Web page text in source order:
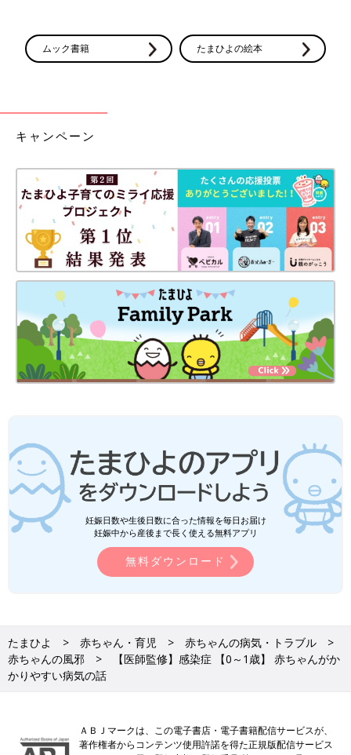
ムック書籍 たまひよの絵本
キャンペーン
妊娠日数や生後日数に合った情報を毎日お届け
妊娠中から産後まで長く使える無料アプリ
無料ダウンロード
たまひよ 赤ちゃん・育児
赤ちゃんの病気・トラブル
赤ちゃんの風邪
【医師監修】感染症 【0～1歳】 赤ちゃんがか
かりやすい病気の話
ＡＢＪマークは、この電子書店・電子書籍配信サービスが、
著作権者からコンテンツ使用許諾を得た正規版配信サービス